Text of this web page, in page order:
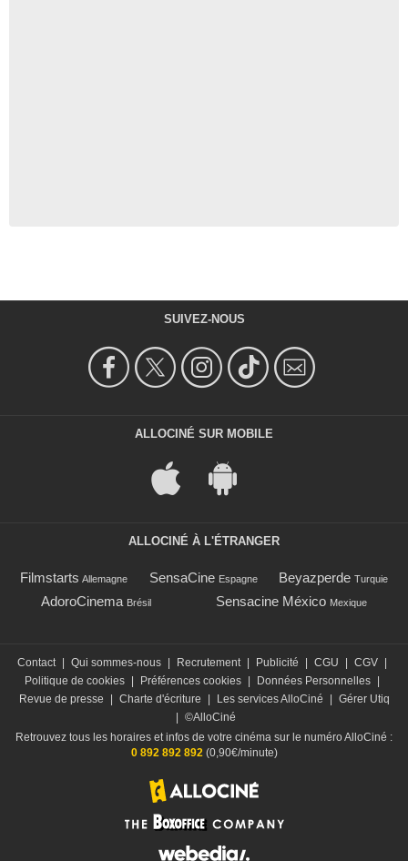
SUIVEZ-NOUS
ALLOCINÉ SUR MOBILE
ALLOCINÉ À L'ÉTRANGER
Filmstarts Allemagne SensaCine Espagne Beyazperde Turquie
AdoroCinema Brésil Sensacine México Mexique
Contact Qui sommes-nous Recrutement Publicité CGU CGV
Politique de cookies
Préférences cookies Données Personnelles
Revue de presse
Charte d'écriture Les services AlloCiné
Gérer Utiq
©AlloCiné
Retrouvez tous les horaires et infos de votre cinéma sur le numéro AlloCiné :
0 892 892 892(0,90€/minute)